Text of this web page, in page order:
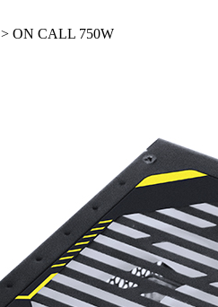
> ON CALL 750W